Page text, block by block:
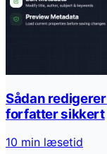
Sådan
forfatter sikkert
10 min læsetid